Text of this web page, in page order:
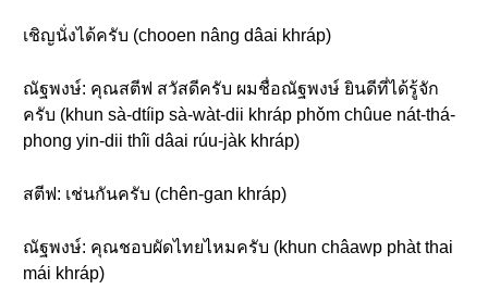
เชิญนั่งได้ครับ (chooen nâng dâai khráp)
ณัฐพงษ์: คุณสตีฟ สวัสดีครับ ผมชื่อณัฐพงษ์ ยินดีที่ได้รู้จัก
ครับ (khun sà-dtíip sà-wàt-dii khráp phǒm chûue nát-thá-
phong yin-dii thîi dâai rúu-jàk khráp)
สตีฟ: เช่นกันครับ (chên-gan khráp)
ณัฐพงษ์: คุณชอบผัดไทยไหมครับ (khun châawp phàt thai
mái khráp)